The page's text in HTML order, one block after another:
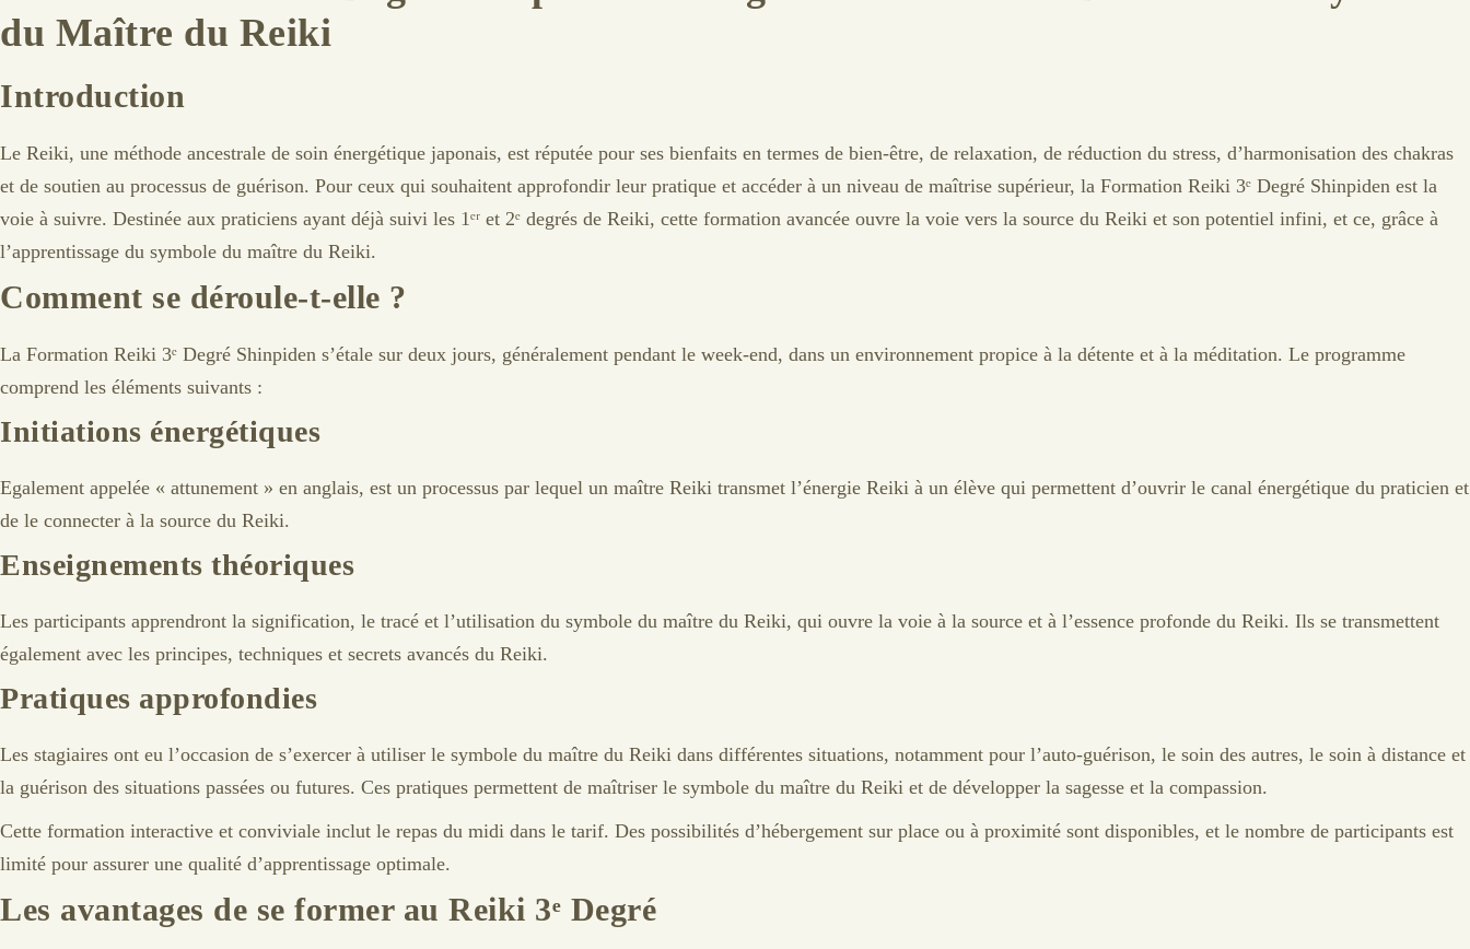
du Maître du Reiki
Introduction
Le Reiki, une méthode ancestrale de soin énergétique japonais, est réputée pour ses bienfaits en termes de bien-être, de relaxation, de réduction du stress, d’harmonisation des chakras
et de soutien au processus de guérison. Pour ceux qui souhaitent approfondir leur pratique et accéder à un niveau de maîtrise supérieur, la Formation Reiki 3ᵉ Degré Shinpiden est la
voie à suivre. Destinée aux praticiens ayant déjà suivi les 1ᵉʳ et 2ᵉ degrés de Reiki, cette formation avancée ouvre la voie vers la source du Reiki et son potentiel infini, et ce, grâce à
l’apprentissage du symbole du maître du Reiki.
Comment se déroule-t-elle ?
La Formation Reiki 3ᵉ Degré Shinpiden s’étale sur deux jours, généralement pendant le week-end, dans un environnement propice à la détente et à la méditation. Le programme
comprend les éléments suivants :
Initiations énergétiques
Egalement appelée « attunement » en anglais, est un processus par lequel un maître Reiki transmet l’énergie Reiki à un élève qui permettent d’ouvrir le canal énergétique du praticien et
de le connecter à la source du Reiki.
Enseignements théoriques
Les participants apprendront la signification, le tracé et l’utilisation du symbole du maître du Reiki, qui ouvre la voie à la source et à l’essence profonde du Reiki. Ils se transmettent
également avec les principes, techniques et secrets avancés du Reiki.
Pratiques approfondies
Les stagiaires ont eu l’occasion de s’exercer à utiliser le symbole du maître du Reiki dans différentes situations, notamment pour l’auto-guérison, le soin des autres, le soin à distance et
la guérison des situations passées ou futures. Ces pratiques permettent de maîtriser le symbole du maître du Reiki et de développer la sagesse et la compassion.
Cette formation interactive et conviviale inclut le repas du midi dans le tarif. Des possibilités d’hébergement sur place ou à proximité sont disponibles, et le nombre de participants est
limité pour assurer une qualité d’apprentissage optimale.
Les avantages de se former au Reiki 3ᵉ Degré